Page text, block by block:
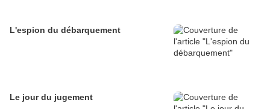
L'espion du débarquement
Le jour du jugement